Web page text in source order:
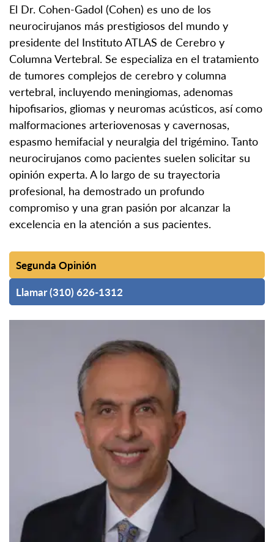
El Dr. Cohen-Gadol (Cohen) es uno de los
neurocirujanos más prestigiosos del mundo y
presidente del Instituto ATLAS de Cerebro y
Columna Vertebral. Se especializa en el tratamiento
de tumores complejos de cerebro y columna
vertebral, incluyendo meningiomas, adenomas
hipofisarios, gliomas y neuromas acústicos, así como
malformaciones arteriovenosas y cavernosas,
espasmo hemifacial y neuralgia del trigémino. Tanto
neurocirujanos como pacientes suelen solicitar su
opinión experta. A lo largo de su trayectoria
profesional, ha demostrado un profundo
compromiso y una gran pasión por alcanzar la
excelencia en la atención a sus pacientes.
Segunda Opinión
Llamar (310) 626-1312